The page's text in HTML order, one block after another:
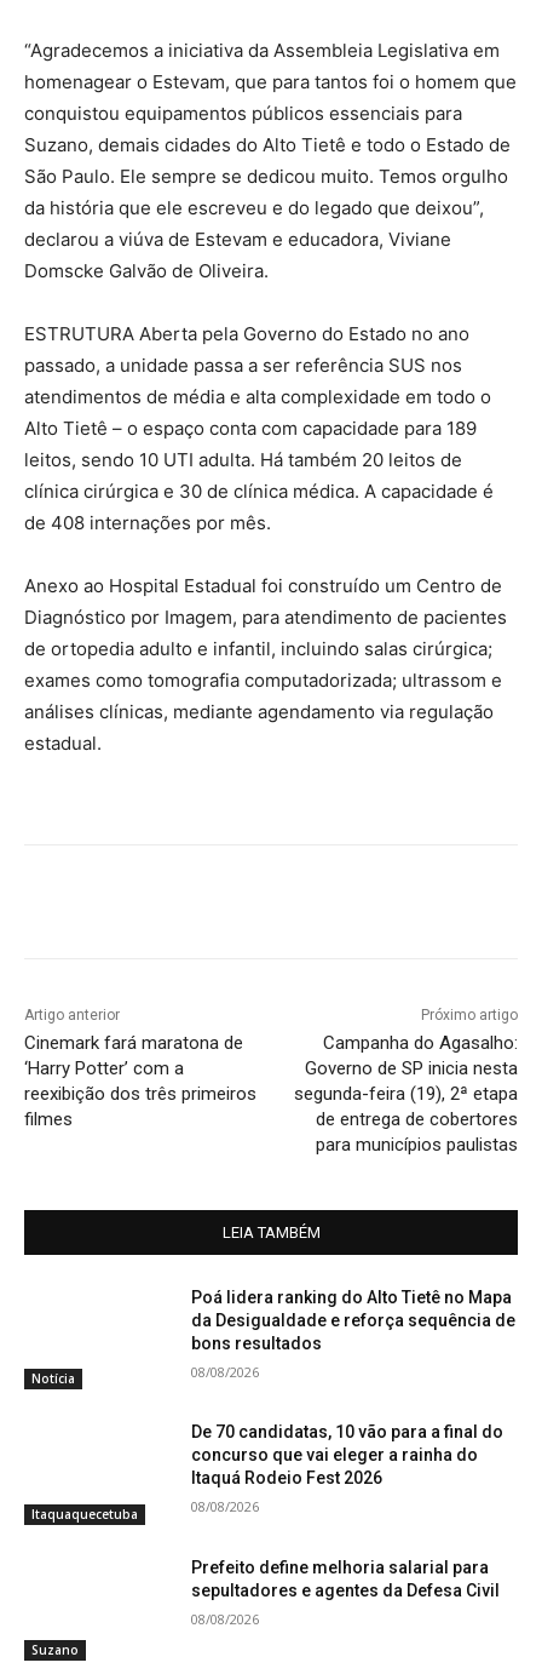
“Agradecemos a iniciativa da Assembleia Legislativa em
homenagear o Estevam, que para tantos foi o homem que
conquistou equipamentos públicos essenciais para
Suzano, demais cidades do Alto Tietê e todo o Estado de
São Paulo. Ele sempre se dedicou muito. Temos orgulho
da história que ele escreveu e do legado que deixou”,
declarou a viúva de Estevam e educadora, Viviane
Domscke Galvão de Oliveira.
ESTRUTURA Aberta pela Governo do Estado no ano
passado, a unidade passa a ser referência SUS nos
atendimentos de média e alta complexidade em todo o
Alto Tietê – o espaço conta com capacidade para 189
leitos, sendo 10 UTI adulta. Há também 20 leitos de
clínica cirúrgica e 30 de clínica médica. A capacidade é
de 408 internações por mês.
Anexo ao Hospital Estadual foi construído um Centro de
Diagnóstico por Imagem, para atendimento de pacientes
de ortopedia adulto e infantil, incluindo salas cirúrgica;
exames como tomografia computadorizada; ultrassom e
análises clínicas, mediante agendamento via regulação
estadual.
Artigo anterior
Cinemark fará maratona de
‘Harry Potter’ com a
reexibição dos três primeiros
filmes
Próximo artigo
Campanha do Agasalho:
Governo de SP inicia nesta
segunda-feira (19), 2ª etapa
de entrega de cobertores
para municípios paulistas
LEIA TAMBÉM
Notícia
Poá lidera ranking do Alto Tietê no Mapa
da Desigualdade e reforça sequência de
bons resultados
08/08/2026
Itaquaquecetuba
De 70 candidatas, 10 vão para a final do
concurso que vai eleger a rainha do
Itaquá Rodeio Fest 2026
08/08/2026
Suzano
Prefeito define melhoria salarial para
sepultadores e agentes da Defesa Civil
08/08/2026